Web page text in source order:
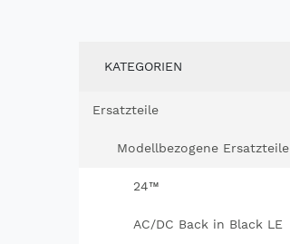
KATEGORIEN
Ersatzteile
Modellbezogene Ersatzteile
24™
AC/DC Back in Black LE